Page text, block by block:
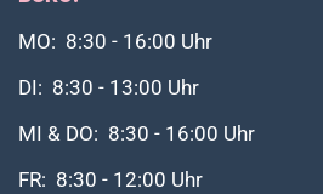
MO: 8:30 - 16:00 Uhr
DI: 8:30 - 13:00 Uhr
MI & DO: 8:30 - 16:00 Uhr
FR: 8:30 - 12:00 Uhr